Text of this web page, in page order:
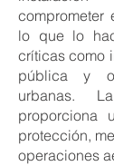
comprometer
lo que lo
críticas como
pública y
urbanas.
proporciona
protección,
operaciones